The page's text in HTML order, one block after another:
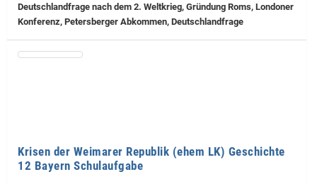
Deutschlandfrage nach dem 2. Weltkrieg, Gründung Roms, Londoner
Konferenz, Petersberger Abkommen, Deutschlandfrage
Krisen der Weimarer Republik (ehem LK) Geschichte
12 Bayern Schulaufgabe